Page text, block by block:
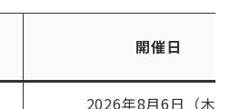
開催日
2026年8月6日（木